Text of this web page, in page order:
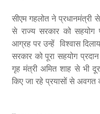
सीएम गहलोत ने
से राज्य सरकार को सहयोग
आग्रह पर उन्हें विश्वास
सरकार को पूरा सहयोग
गृह मंत्री अमित शाह से भी
किए जा रहे प्रयासों से